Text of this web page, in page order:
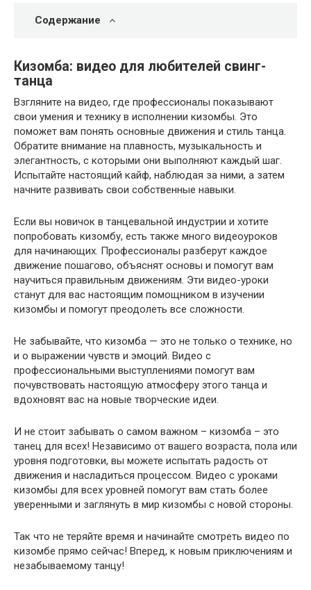
Содержание
Кизомба: видео для любителей свинг-
танца
Взгляните на видео, где профессионалы показывают
свои умения и технику в исполнении кизомбы. Это
поможет вам понять основные движения и стиль танца.
Обратите внимание на плавность, музыкальность и
элегантность, с которыми они выполняют каждый шаг.
Испытайте настоящий кайф, наблюдая за ними, а затем
начните развивать свои собственные навыки.
Если вы новичок в танцевальной индустрии и хотите
попробовать кизомбу, есть также много видеоуроков
для начинающих. Профессионалы разберут каждое
движение пошагово, объяснят основы и помогут вам
научиться правильным движениям. Эти видео-уроки
станут для вас настоящим помощником в изучении
кизомбы и помогут преодолеть все сложности.
Не забывайте, что кизомба — это не только о технике, но
и о выражении чувств и эмоций. Видео с
профессиональными выступлениями помогут вам
почувствовать настоящую атмосферу этого танца и
вдохновят вас на новые творческие идеи.
И не стоит забывать о самом важном – кизомба – это
танец для всех! Независимо от вашего возраста, пола или
уровня подготовки, вы можете испытать радость от
движения и насладиться процессом. Видео с уроками
кизомбы для всех уровней помогут вам стать более
уверенными и заглянуть в мир кизомбы с новой стороны.
Так что не теряйте время и начинайте смотреть видео по
кизомбе прямо сейчас! Вперед, к новым приключениям и
незабываемому танцу!